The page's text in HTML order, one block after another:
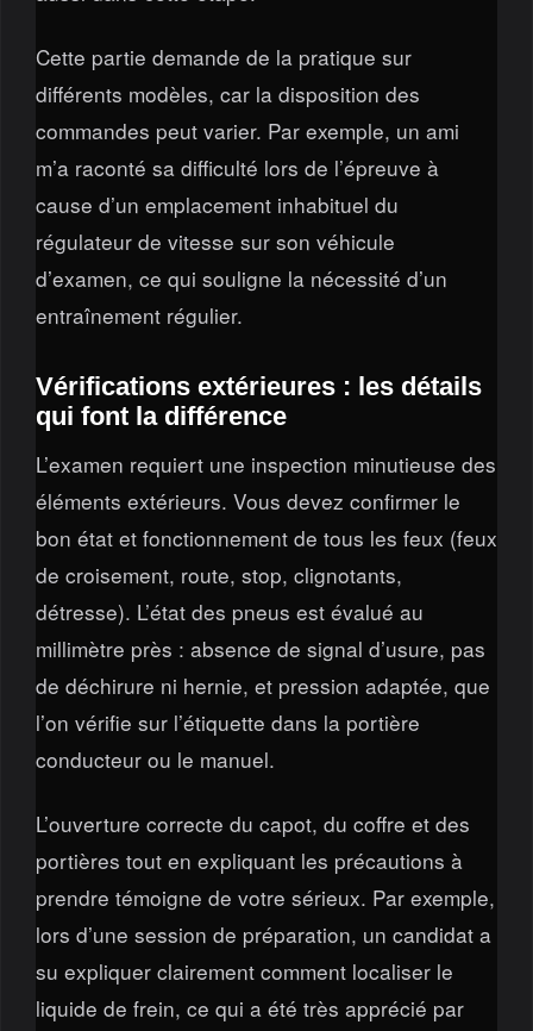
Cette partie demande de la pratique sur
différents modèles, car la disposition des
commandes peut varier. Par exemple, un ami
m’a raconté sa difficulté lors de l’épreuve à
cause d’un emplacement inhabituel du
régulateur de vitesse sur son véhicule
d’examen, ce qui souligne la nécessité d’un
entraînement régulier.
Vérifications extérieures : les détails
qui font la différence
L’examen requiert une inspection minutieuse des
éléments extérieurs. Vous devez confirmer le
bon état et fonctionnement de tous les feux (feux
de croisement, route, stop, clignotants,
détresse). L’état des pneus est évalué au
millimètre près : absence de signal d’usure, pas
de déchirure ni hernie, et pression adaptée, que
l’on vérifie sur l’étiquette dans la portière
conducteur ou le manuel.
L’ouverture correcte du capot, du coffre et des
portières tout en expliquant les précautions à
prendre témoigne de votre sérieux. Par exemple,
lors d’une session de préparation, un candidat a
su expliquer clairement comment localiser le
liquide de frein, ce qui a été très apprécié par